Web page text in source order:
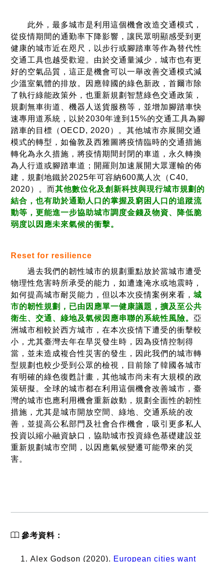
此外，最多城市是利用這個機會改造交通模式，
從疫情期間的通勤率下降影響，讓民眾明顯感受到更
健康的城市近在咫尺，以步行或腳踏車等作為替代性
交通工具也越受歡迎。由於交通量減少，城市也有更
好的空氣品質，這正是機會可以一舉改善交通模式減
少溫室氣體的排放。因應韓國的綠色新政，首爾市除
了執行綠能政策外，也重新規劃智慧綠色交通政策，
規劃無車街道、機器人送貨服務等，並增加腳踏車快
速專用道系統，以於2030年達到15%的交通工具為腳
踏車的目標（OECD, 2020）。其他城市亦展開交通
模式的轉型，如倫敦及西雅圖將疫情臨時的交通措施
轉化為永久措施，將疫情期間封閉的車道，永久轉換
為人行道或腳踏車道；開羅則加速展開大眾運輸的佈
建，規劃地鐵於2025年可容納600萬人次（C40,
2020）。而其他數位化及創新科技與現行城市規劃的
結合，也有助於通勤人口的掌握及窮困人口的追蹤流
動等，更能進一步協助城市調度金錢及物資、降低脆
弱度以因應未來氣候的衝擊。
Reset for resilience
過去我們的韌性城市的規劃重點放於當城市遭受
物理性危害時所承受的能力，如遭逢淹水或地震時，
如何提高城市耐災能力，但以本次疫情案例來看，城
市的韌性規劃，已由因應單一健康議題，擴及至公共
衛生、交通、綠地及氣候因應串聯的系統性風險。亞
洲城市相較於西方城市，在本次疫情下遭受的衝擊較
小，尤其臺灣去年在旱災發生時，因為疫情控制得
當，並未造成複合性災害的發生，因此我們的城市轉
型規劃也較少受到公眾的檢視，目前除了韓國各城市
有明確的綠色復甦計畫，其他城市尚未有大規模的政
策研擬。全球的城市都在利用這個機會改善城市，臺
灣的城市也應利用機會重新啟動，規劃全面性的韌性
措施，尤其是城市開放空間、綠地、交通系統的改
善，並提高公私部門及社會合作機會，吸引更多私人
投資以縮小融資缺口，協助城市投資綠色基礎建設並
重新規劃城市空間，以因應氣候變遷可能帶來的災
害。
參考資料：
Alex Godson (2020). European cities want